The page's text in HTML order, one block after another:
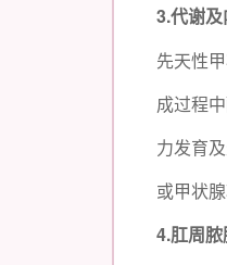
3.代谢及
先天性
成过程
力发育
或甲状
4.肛周